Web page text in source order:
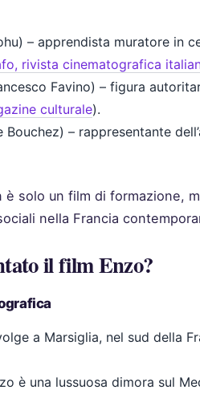
– apprendista muratore in
rivista cinematografica
Favino) – figura
culturale).
Bouchez) – rappresentante
è solo un film di formazione,
nella Francia
il film Enzo?
a Marsiglia, nel sud della
è una lussuosa dimora sul